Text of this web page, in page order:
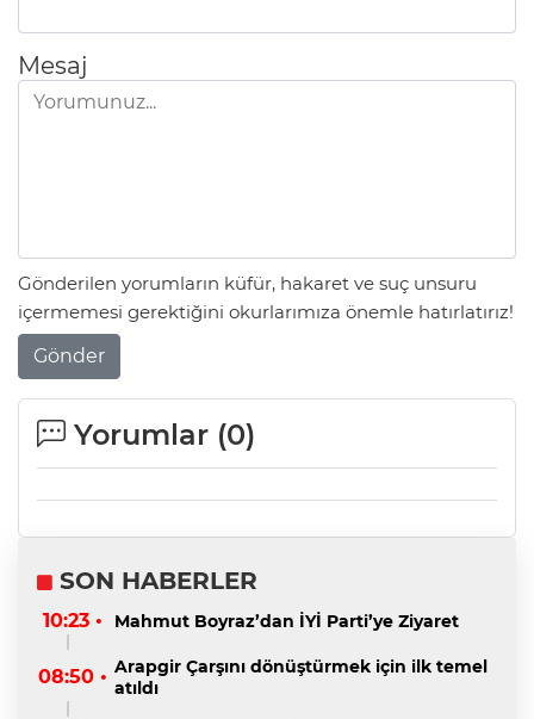
Mesaj
Gönderilen yorumların küfür, hakaret ve suç unsuru
içermemesi gerektiğini okurlarımıza önemle hatırlatırız!
Gönder
Yorumlar (0)
SON HABERLER
10:23 • Mahmut Boyraz’dan İYİ Parti’ye Ziyaret
08:50 • Arapgir Çarşını dönüştürmek için ilk temel
atıldı